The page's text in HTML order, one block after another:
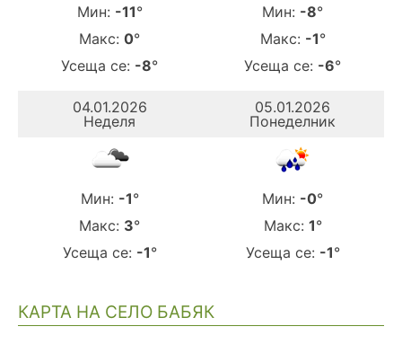
Мин: -11°
Макс: 0°
Усеща се: -8°
Мин: -8°
Макс: -1°
Усеща се: -6°
04.01.2026
Неделя
Мин: -1°
Макс: 3°
Усеща се: -1°
05.01.2026
Понеделник
Мин: -0°
Макс: 1°
Усеща се: -1°
КАРТА НА СЕЛО БАБЯК